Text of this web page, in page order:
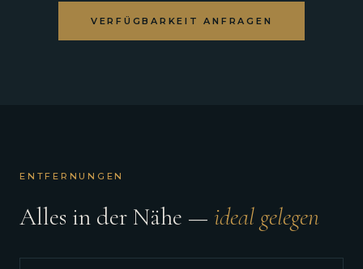
VERFÜGBARKEIT ANFRAGEN
ENTFERNUNGEN
Alles in der Nähe — ideal gelegen